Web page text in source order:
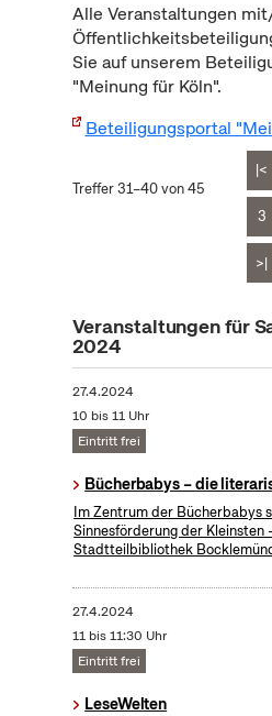
Alle Veranstaltungen
Sie auf unserem
"Meinung für Köln".
Beteiligungsportal
Treffer 31–40 von 45
|<
3
>|
Veranstaltungen für
2024
27.4.2024
10 bis 11 Uhr
Eintritt frei
Bücherbabys – die
Im Zentrum der Bücherbabys
Sinnesförderung der Kleinsten
Stadtteilbibliothek
27.4.2024
11 bis 11:30 Uhr
Eintritt frei
LeseWelten